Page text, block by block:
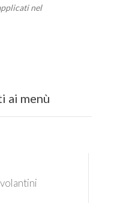
nel
ai menù
volantini